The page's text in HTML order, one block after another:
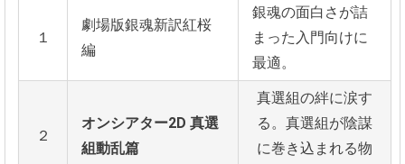
１
劇場版銀魂新訳紅桜
編
銀魂の面白さが詰
まった入門向けに
最適。
２
オンシアター2D 真選
組動乱篇
真選組の絆に涙す
る。真選組が陰謀
に巻き込まれる物